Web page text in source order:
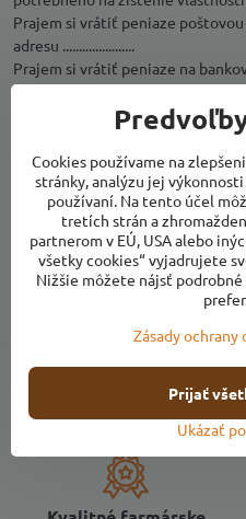
Prajem si vrátiť peniaze
adresu ......................
Prajem si vrátiť peniaze na
....................................................................
Podrobné informácie o
od kúpnej zmluvy sú uvedené vo
podmienkach v článku VIII.
Spotrebiteľ a predávajúci
údajov.
V ..................................., dňa
.......................................
V ..................................., dňa
predávajúceho...................................
Komplexný sortiment
Cookies používame na
stránky, analýzu jej
používaní. Na tento účel
tretích strán a
partnerom v EÚ, USA alebo
všetky cookies“ vyjadrujete
Nižšie môžete nájsť
Zásady ochrany
Ukázať
Prijať